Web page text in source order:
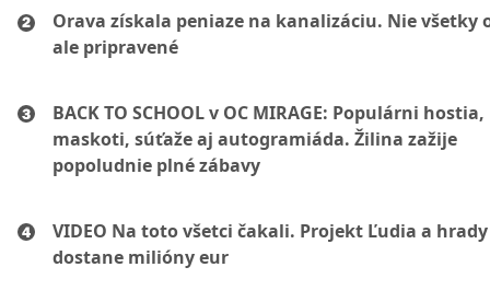
Orava získala peniaze na kanalizáciu. Nie všetky
ale pripravené
BACK TO SCHOOL v OC MIRAGE: Populárni
maskoti, súťaže aj autogramiáda. Žilina zažije
popoludnie plné zábavy
VIDEO Na toto všetci čakali. Projekt Ľudia a hrady
dostane milióny eur